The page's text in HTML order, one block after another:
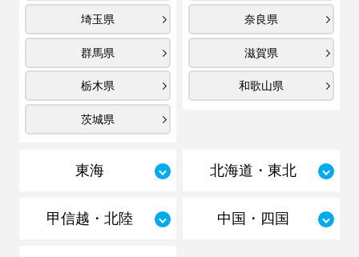
埼玉県
群馬県
栃木県
茨城県
奈良県
滋賀県
和歌山県
東海 北海道・東北
甲信越・北陸 中国・四国